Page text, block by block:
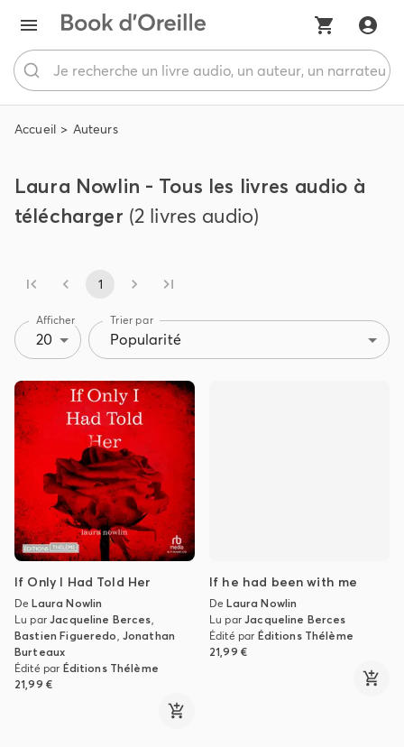
Accueil Auteurs
Laura Nowlin - Tous les livres audio à
télécharger (2 livres audio)
1
Afficher
20
Trier par
Popularité
If Only I Had Told Her
DeLaura Nowlin
Lu parJacqueline Berces,
Bastien Figueredo, Jonathan
Burteaux
Édité par Éditions Thélème
21,99 €
If he had been with me
DeLaura Nowlin
Lu parJacqueline Berces
Édité par Éditions Thélème
21,99 €